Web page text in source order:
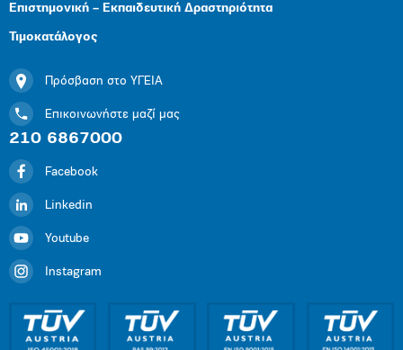
Επιστημονική – Εκπαιδευτική Δραστηριότητα
Τιμοκατάλογος
Πρόσβαση στο ΥΓΕΙΑ
Επικοινωνήστε μαζί μας
210 6867000
Facebook
Linkedin
Youtube
Instagram